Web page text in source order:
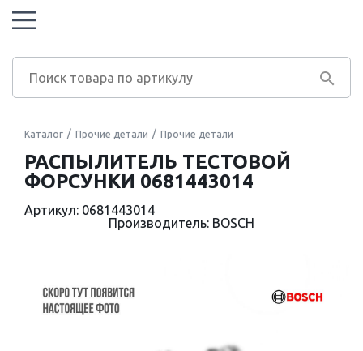
Каталог Прочие детали Прочие детали
РАСПЫЛИТЕЛЬ ТЕСТОВОЙ
ФОРСУНКИ 0681443014
Артикул: 0681443014
Производитель: BOSCH